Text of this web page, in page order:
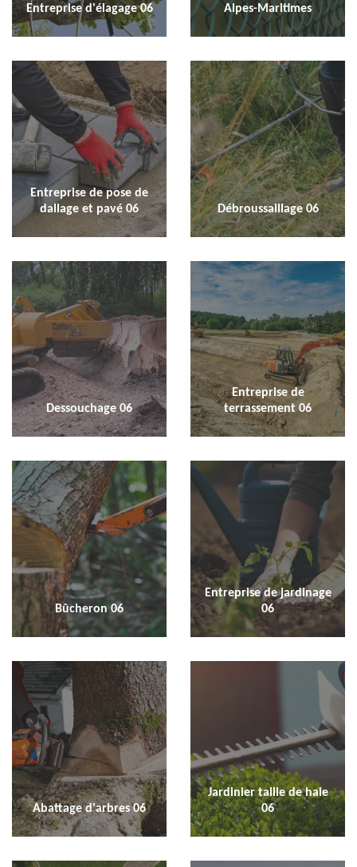
Entreprise d'élagage 06
Alpes-Maritimes
Entreprise de pose de
dallage et pavé 06
Débroussaillage 06
Dessouchage 06
Entreprise de
terrassement 06
Bûcheron 06
Entreprise de jardinage
06
Abattage d'arbres 06
Jardinier taille de haie
06